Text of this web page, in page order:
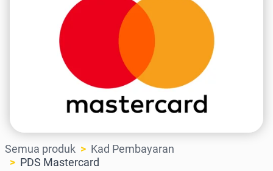
Semua produk
Kad Pembayaran
PDS Mastercard